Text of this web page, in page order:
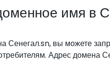
имя в
Сенегал.sn, вы можете
Адрес домена